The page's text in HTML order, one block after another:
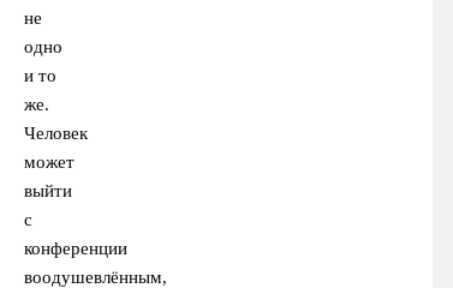
не
одно
и то
же.
Человек
может
выйти
с
конференции
воодушевлённым,